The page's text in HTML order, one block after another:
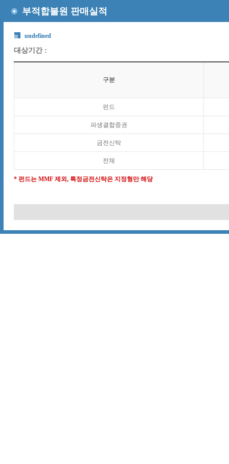
부적합불원 판매실적
undefined
대상기간 :
구분
펀드
파생결합증권
금전신탁
전체
* 펀드는 MMF 제외, 특정금전신탁은 지정형만 해당